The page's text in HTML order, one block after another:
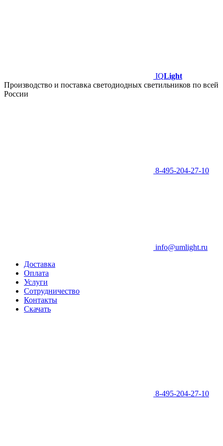
IQLight
Производство и поставка светодиодных светильников по всей
России
8-495-204-27-10
info@umlight.ru
Доставка
Оплата
Услуги
Сотрудничество
Контакты
Скачать
8-495-204-27-10